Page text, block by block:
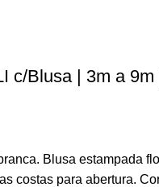
c/Blusa | 3m a 9m
Blusa estampada
costas para abertura.